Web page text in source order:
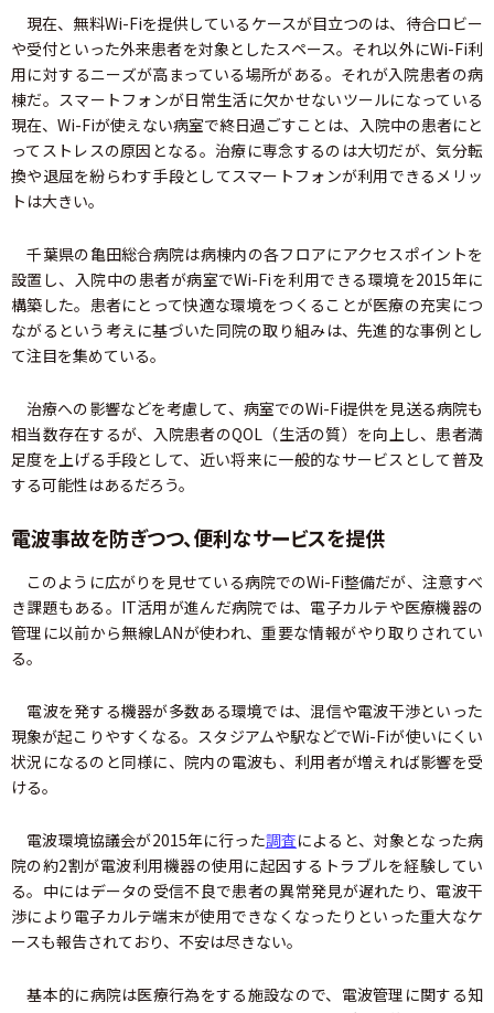
現在、無料Wi-Fiを提供しているケースが目立つのは、待合ロビー
や受付といった外来患者を対象としたスペース。それ以外にWi-Fi利
用に対するニーズが高まっている場所がある。それが入院患者の病
棟だ。スマートフォンが日常生活に欠かせないツールになっている
現在、Wi-Fiが使えない病室で終日過ごすことは、入院中の患者にと
ってストレスの原因となる。治療に専念するのは大切だが、気分転
換や退屈を紛らわす手段としてスマートフォンが利用できるメリッ
トは大きい。
千葉県の亀田総合病院は病棟内の各フロアにアクセスポイントを
設置し、入院中の患者が病室でWi-Fiを利用できる環境を2015年に
構築した。患者にとって快適な環境をつくることが医療の充実につ
ながるという考えに基づいた同院の取り組みは、先進的な事例とし
て注目を集めている。
治療への影響などを考慮して、病室でのWi-Fi提供を見送る病院も
相当数存在するが、入院患者のQOL（生活の質）を向上し、患者満
足度を上げる手段として、近い将来に一般的なサービスとして普及
する可能性はあるだろう。
電波事故を防ぎつつ、便利なサービスを提供
このように広がりを見せている病院でのWi-Fi整備だが、注意すべ
き課題もある。IT活用が進んだ病院では、電子カルテや医療機器の
管理に以前から無線LANが使われ、重要な情報がやり取りされてい
る。
電波を発する機器が多数ある環境では、混信や電波干渉といった
現象が起こりやすくなる。スタジアムや駅などでWi-Fiが使いにくい
状況になるのと同様に、院内の電波も、利用者が増えれば影響を受
ける。
電波環境協議会が2015年に行った調査によると、対象となった病
院の約2割が電波利用機器の使用に起因するトラブルを経験してい
る。中にはデータの受信不良で患者の異常発見が遅れたり、電波干
渉により電子カルテ端末が使用できなくなったりといった重大なケ
ースも報告されており、不安は尽きない。
基本的に病院は医療行為をする施設なので、電波管理に関する知